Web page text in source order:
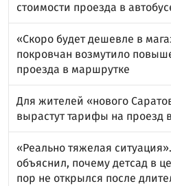
стоимости проезда в
«Скоро будет дешевле в
покровчан возмутило
проезда в маршрутке
Для жителей «нового
вырастут тарифы на проезд
«Реально тяжелая
объяснил, почему детсад в
пор не открылся после